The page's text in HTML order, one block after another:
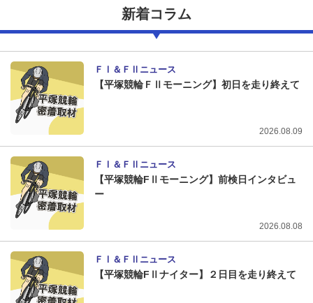
新着コラム
ＦⅠ＆ＦⅡニュース
【平塚競輪ＦⅡモーニング】初日を走り終えて
2026.08.09
ＦⅠ＆ＦⅡニュース
【平塚競輪FⅡモーニング】前検日インタビュ
ー
2026.08.08
ＦⅠ＆ＦⅡニュース
【平塚競輪FⅡナイター】２日目を走り終えて